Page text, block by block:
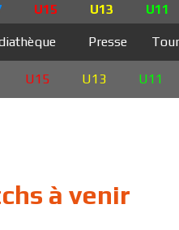
U15 U13 U11
Presse
U15 U13 U11
à venir